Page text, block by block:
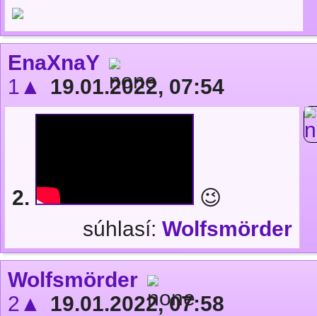
EnaXnaY
1▲
19.01.2022, 07:54
2.
😉
súhlasí: Wolfsmörder
Wolfsmörder
2▲
19.01.2022, 07:58